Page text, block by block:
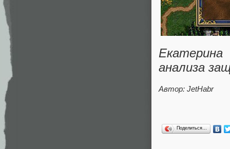
анализа
Автор: JetHabr
Поделиться…